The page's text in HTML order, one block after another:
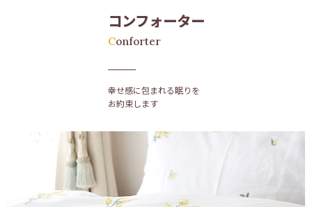
コンフォーター
Conforter
幸せ感に包まれる眠りを
お約束します